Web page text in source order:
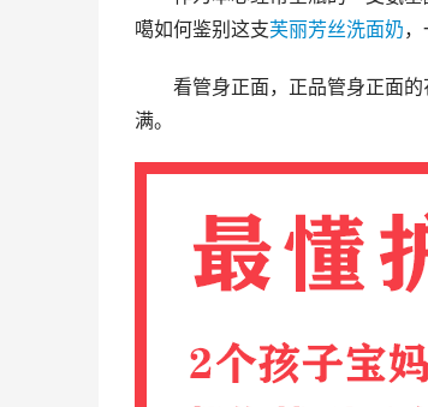
噶如何鉴别这支芙丽芳丝洗面奶
看管身正面，正品管身正面
满。